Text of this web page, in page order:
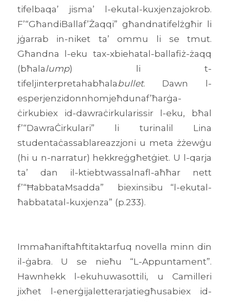
tifelbaqa’ jisma’ l-ekutal-kuxjenzajokrob.
F’“GħandiBallaf’Żaqqi” għandnatifelżgħir li
jġarrab in-niket ta’ ommu li se tmut.
Għandna l-eku tax-xbiehatal-ballafiż-żaqq
(bħalalump) li t-
tifeljinterpretahabħalabullet. Dawn l-
esperjenzidonnhomjeħdunaf’ħarġa-
ċirkubiex id-dawraċirkularissir l-eku, bħal
f’“DawraĊirkulari” li turinalil Lina
studentaċassablareazzjoni u meta żżewġu
(hi u n-narratur) hekkreġgħetġiet. U l-qarja
ta’ dan il-ktiebtwassalnafl-aħħar nett
f’“ĦabbataMsadda” biexinsibu “l-ekutal-
ħabbatatal-kuxjenza” (p.233).
Immaħaniftaħftitaktarfuq novella minn din
il-ġabra. U se nieħu “L-Appuntament”.
Hawnhekk l-ekuhuwasottili, u Camilleri
jixħet l-enerġijaletterarjatiegħusabiex id-